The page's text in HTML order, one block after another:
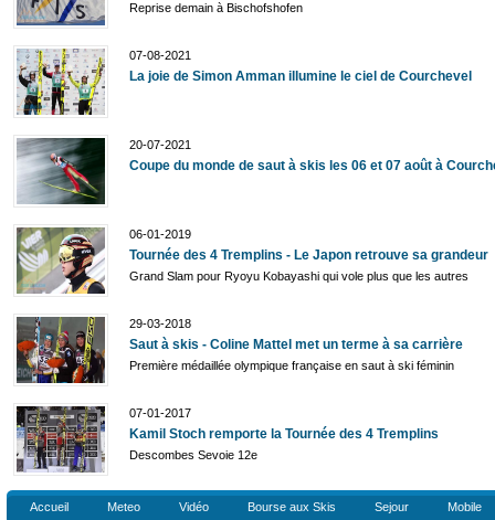
Reprise demain à Bischofshofen
07-08-2021
La joie de Simon Amman illumine le ciel de Courchevel
20-07-2021
Coupe du monde de saut à skis les 06 et 07 août à
06-01-2019
Tournée des 4 Tremplins - Le Japon retrouve sa grandeur
Grand Slam pour Ryoyu Kobayashi qui vole plus que les autres
29-03-2018
Saut à skis - Coline Mattel met un terme à sa carrière
Première médaillée olympique française en saut à ski féminin
07-01-2017
Kamil Stoch remporte la Tournée des 4 Tremplins
Descombes Sevoie 12e
Accueil Meteo Vidéo Bourse aux Skis Sejour Mobile